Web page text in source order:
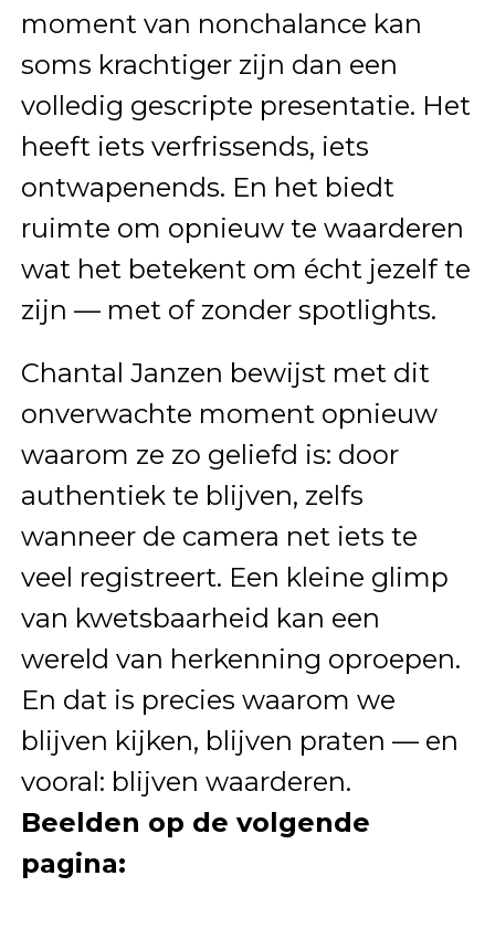
moment van nonchalance kan
soms krachtiger zijn dan een
volledig gescripte presentatie. Het
heeft iets verfrissends, iets
ontwapenends. En het biedt
ruimte om opnieuw te waarderen
wat het betekent om écht jezelf te
zijn — met of zonder spotlights.
Chantal Janzen bewijst met dit
onverwachte moment opnieuw
waarom ze zo geliefd is: door
authentiek te blijven, zelfs
wanneer de camera net iets te
veel registreert. Een kleine glimp
van kwetsbaarheid kan een
wereld van herkenning oproepen.
En dat is precies waarom we
blijven kijken, blijven praten — en
vooral: blijven waarderen.
Beelden op de volgende
pagina: